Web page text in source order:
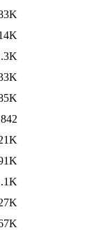
842